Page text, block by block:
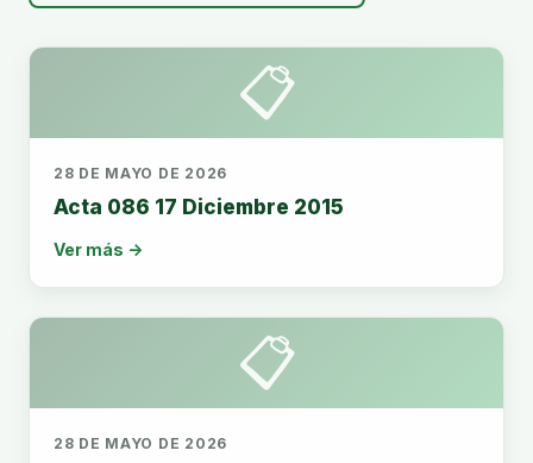
📋
28 DE MAYO DE 2026
Acta 086 17 Diciembre 2015
Ver más →
📋
28 DE MAYO DE 2026